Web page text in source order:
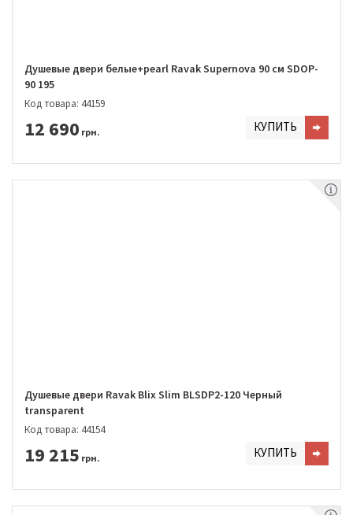
Душевые двери белые+pearl Ravak Supernova 90 см SDOP-
90 195
Код товара: 44159
12 690 грн. КУПИТЬ
Душевые двери Ravak Blix Slim BLSDP2-120 Черный
transparent
Код товара: 44154
19 215 грн. КУПИТЬ